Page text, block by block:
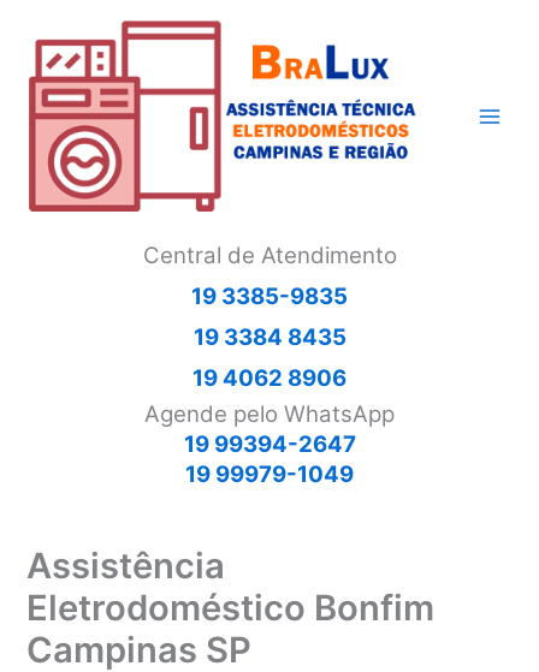
conteúdo
Central de Atendimento
19 3385-9835
19 3384 8435
19 4062 8906
Agende pelo WhatsApp
19 99394-2647
19 99979-1049
Assistência
Eletrodoméstico Bonfim
Campinas SP